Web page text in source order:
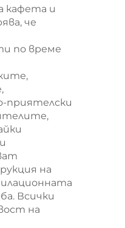
за
за
и
кафета и
че
по време
приятелски
на
Всички
на